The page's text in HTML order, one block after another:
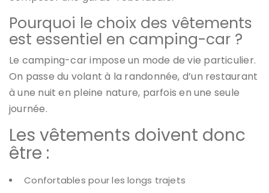
Pourquoi le choix des vêtements
est essentiel en camping-car ?
Le camping-car impose un mode de vie particulier.
On passe du volant à la randonnée, d’un restaurant
à une nuit en pleine nature, parfois en une seule
journée.
Les vêtements doivent donc
être :
Confortables pour les longs trajets